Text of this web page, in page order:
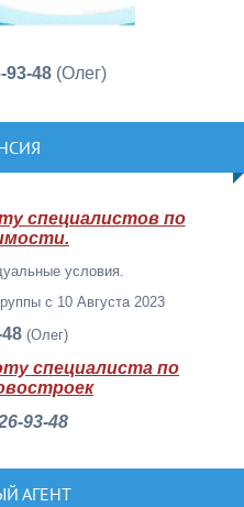
93-48 (Олег)
специалистов по
условия.
с 10 Августа 2023
(Олег)
специалиста по
93-48
АГЕНТ